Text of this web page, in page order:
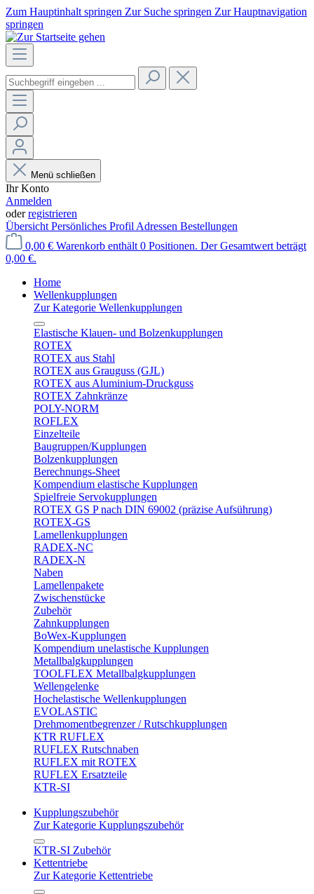
Zum Hauptinhalt springen Zur Suche springen Zur Hauptnavigation
springen
Menü schließen
Ihr Konto
Anmelden
oderregistrieren
Übersicht Persönliches Profil Adressen Bestellungen
0,00 € Warenkorb enthält 0 Positionen. Der Gesamtwert beträgt
0,00 €.
Home
Wellenkupplungen
Zur Kategorie Wellenkupplungen
Elastische Klauen- und Bolzenkupplungen
ROTEX
ROTEX aus Stahl
ROTEX aus Grauguss (GJL)
ROTEX aus Aluminium-Druckguss
ROTEX Zahnkränze
POLY-NORM
ROFLEX
Einzelteile
Baugruppen/Kupplungen
Bolzenkupplungen
Berechnungs-Sheet
Kompendium elastische Kupplungen
Spielfreie Servokupplungen
ROTEX GS P nach DIN 69002 (präzise Aufsührung)
ROTEX-GS
Lamellenkupplungen
RADEX-NC
RADEX-N
Naben
Lamellenpakete
Zwischenstücke
Zubehör
Zahnkupplungen
BoWex-Kupplungen
Kompendium unelastische Kupplungen
Metallbalgkupplungen
TOOLFLEX Metallbalgkupplungen
Wellengelenke
Hochelastische Wellenkupplungen
EVOLASTIC
Drehmomentbegrenzer / Rutschkupplungen
KTR RUFLEX
RUFLEX Rutschnaben
RUFLEX mit ROTEX
RUFLEX Ersatzteile
KTR-SI
Kupplungszubehör
Zur Kategorie Kupplungszubehör
KTR-SI Zubehör
Kettentriebe
Zur Kategorie Kettentriebe